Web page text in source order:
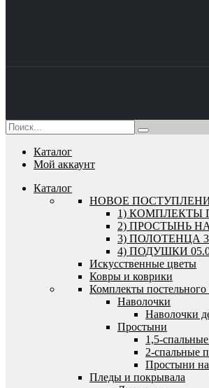
Каталог
Мой аккаунт
Каталог
HОВОЕ
1) КОМПЛЕКТЫ
2) ПРОСТЫНЬ
3) ПОЛОТЕНЦА
4) ПОДУШКИ
Искусственные цветы
Ковры и коврики
Комплекты постельного
Наволочки
Наволочки
Простыни
1,5-
2-спальные
Простыни на
Пледы и покрывала